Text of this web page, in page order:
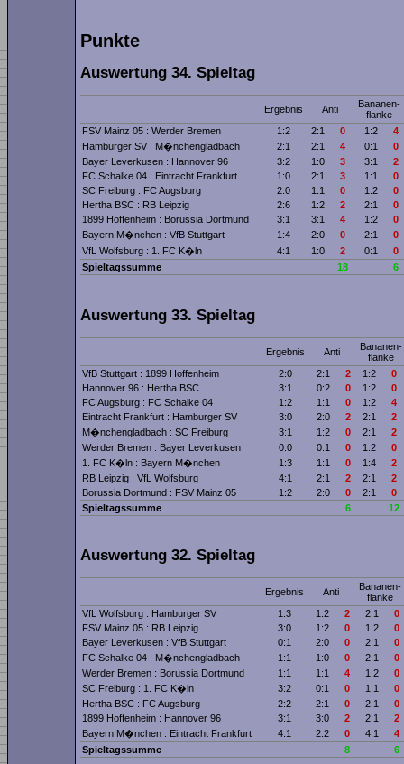
Punkte
Auswertung 34. Spieltag
Ergebnis Anti
Bananen­
flanke
FSV Mainz 05 : Werder Bremen
1:2 2:1 0 1:2
4
Hamburger SV : M�nchengladbach
2:1 2:1 4 0:1
0
Bayer Leverkusen : Hannover 96
3:2 1:0 3 3:1
2
FC Schalke 04 : Eintracht Frankfurt
1:0 2:1 3 1:1
0
SC Freiburg : FC Augsburg
2:0 1:1 0 1:2
0
Hertha BSC : RB Leipzig
2:6 1:2 2 2:1
0
1899 Hoffenheim : Borussia Dortmund
3:1 3:1 4 1:2
0
Bayern M�nchen : VfB Stuttgart
1:4 2:0 0 2:1
0
VfL Wolfsburg : 1. FC K�ln
4:1 1:0 2 0:1
0
Spieltagssumme
18 6
Auswertung 33. Spieltag
Ergebnis Anti
Bananen­
flanke
VfB Stuttgart : 1899 Hoffenheim
2:0 2:1 2 1:2
0
Hannover 96 : Hertha BSC
3:1 0:2 0 1:2
0
FC Augsburg : FC Schalke 04
1:2 1:1 0 1:2
4
Eintracht Frankfurt : Hamburger SV
3:0 2:0 2 2:1
2
M�nchengladbach : SC Freiburg
3:1 1:2 0 2:1
2
Werder Bremen : Bayer Leverkusen
0:0 0:1 0 1:2
0
1. FC K�ln : Bayern M�nchen
1:3 1:1 0 1:4
2
RB Leipzig : VfL Wolfsburg
4:1 2:1 2 2:1
2
Borussia Dortmund : FSV Mainz 05
1:2 2:0 0 2:1
0
Spieltagssumme
6 12
Auswertung 32. Spieltag
Ergebnis Anti
Bananen­
flanke
VfL Wolfsburg : Hamburger SV
1:3 1:2 2 2:1
0
FSV Mainz 05 : RB Leipzig
3:0 1:2 0 1:2
0
Bayer Leverkusen : VfB Stuttgart
0:1 2:0 0 2:1
0
FC Schalke 04 : M�nchengladbach
1:1 1:0 0 2:1
0
Werder Bremen : Borussia Dortmund
1:1 1:1 4 1:2
0
SC Freiburg : 1. FC K�ln
3:2 0:1 0 1:1
0
Hertha BSC : FC Augsburg
2:2 2:1 0 2:1
0
1899 Hoffenheim : Hannover 96
3:1 3:0 2 2:1
2
Bayern M�nchen : Eintracht Frankfurt
4:1 2:2 0 4:1
4
Spieltagssumme
8 6